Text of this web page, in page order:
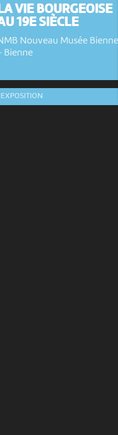
VIE BOURGEOISE
19E SIÈCLE
Nouveau Musée Bienne
Bienne
EXPOSITION